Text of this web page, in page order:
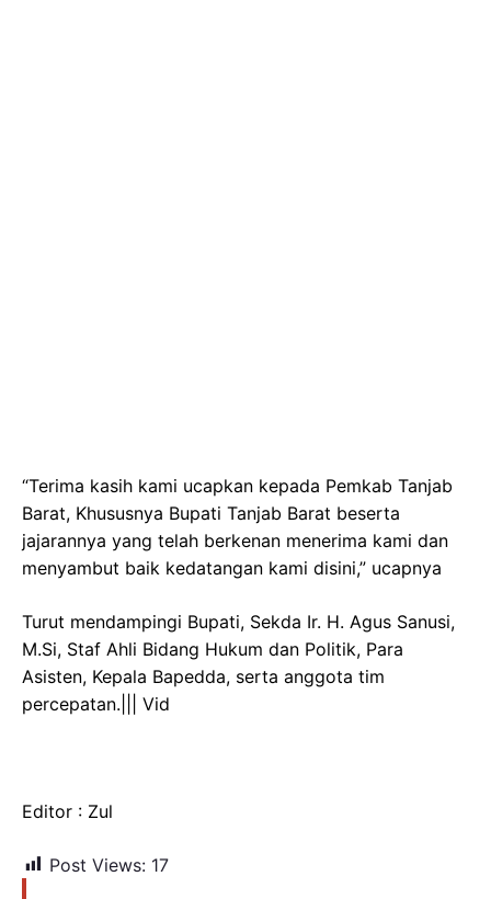
“Terima kasih kami ucapkan kepada Pemkab Tanjab
Barat, Khususnya Bupati Tanjab Barat beserta
jajarannya yang telah berkenan menerima kami dan
menyambut baik kedatangan kami disini,” ucapnya
Turut mendampingi Bupati, Sekda Ir. H. Agus Sanusi,
M.Si, Staf Ahli Bidang Hukum dan Politik, Para
Asisten, Kepala Bapedda, serta anggota tim
percepatan.||| Vid
Editor : Zul
Post Views: 17